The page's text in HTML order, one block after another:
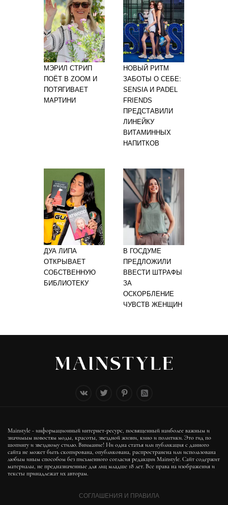
МЭРИЛ СТРИП
ПОЁТ В ZOOM И
ПОТЯГИВАЕТ
МАРТИНИ
НОВЫЙ РИТМ
ЗАБОТЫ О СЕБЕ:
SENSIA И PADEL
FRIENDS
ПРЕДСТАВИЛИ
ЛИНЕЙКУ
ВИТАМИННЫХ
НАПИТКОВ
ДУА ЛИПА
ОТКРЫВАЕТ
СОБСТВЕННУЮ
БИБЛИОТЕКУ
В ГОСДУМЕ
ПРЕДЛОЖИЛИ
ВВЕСТИ ШТРАФЫ
ЗА
ОСКОРБЛЕНИЕ
ЧУВСТВ ЖЕНЩИН
Mainstyle - информационный интернет-ресурс, посвященный наиболее важным и
значимым новостям моды, красоты, звездной жизни, кино и политики. Это гид по
шопингу и звездному стилю. Внимание! Ни одна статья или публикация с данного
сайта не может быть скопирована, опубликована, распространена или использована
любым иным способом без письменного согласия редакции Mainstyle. Сайт содержит
материалы, не предназначенные для лиц младше 18 лет. Все права на изображения и
тексты принадлежат их авторам.
СОГЛАШЕНИЯ И ПРАВИЛА